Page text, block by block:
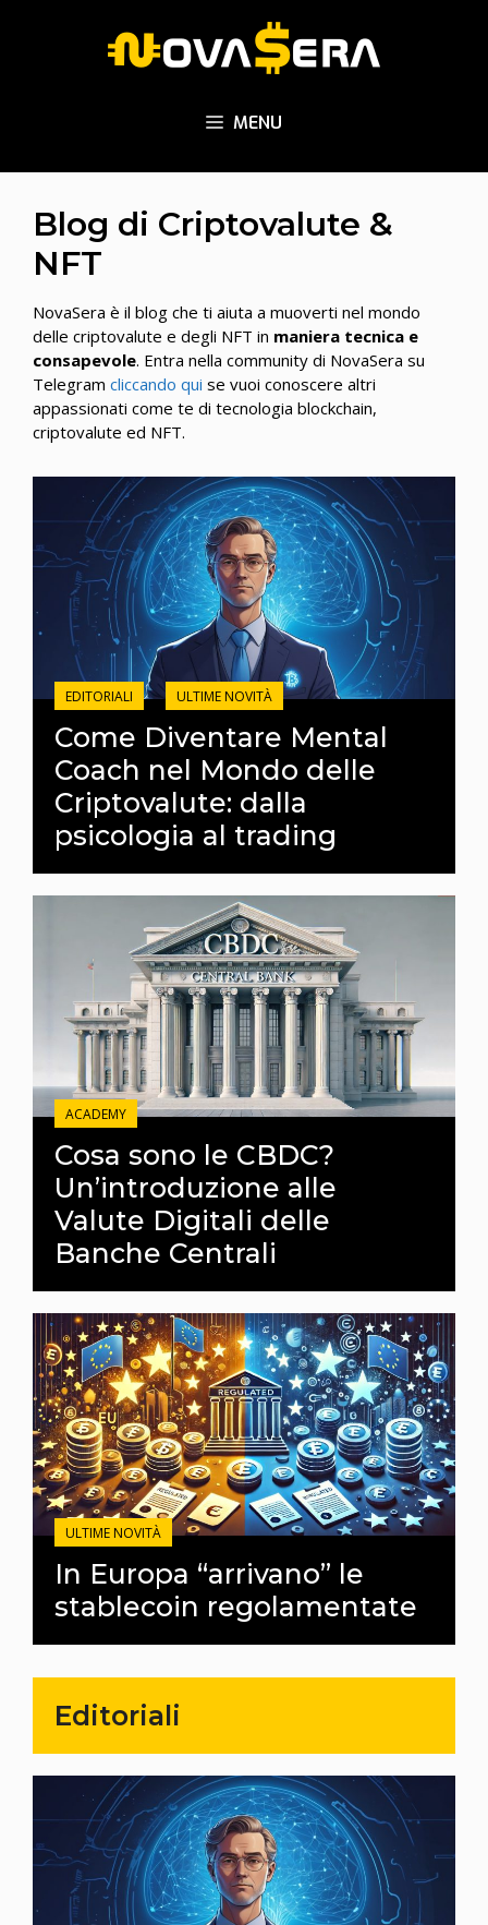
MENU
Blog di Criptovalute &
NFT
NovaSera è il blog che ti aiuta a muoverti nel mondo
delle criptovalute e degli NFT in maniera tecnica e
consapevole. Entra nella community di NovaSera su
Telegram cliccando qui se vuoi conoscere altri
appassionati come te di tecnologia blockchain,
criptovalute ed NFT.
EDITORIALI ULTIME NOVITÀ
Come Diventare Mental
Coach nel Mondo delle
Criptovalute: dalla
psicologia al trading
ACADEMY
Cosa sono le CBDC?
Un’introduzione alle
Valute Digitali delle
Banche Centrali
ULTIME NOVITÀ
In Europa “arrivano” le
stablecoin regolamentate
Editoriali